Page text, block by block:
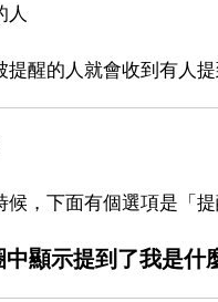
人
提醒的人就會收到有人提
候，下面有個選項是「
顯示提到了我是什